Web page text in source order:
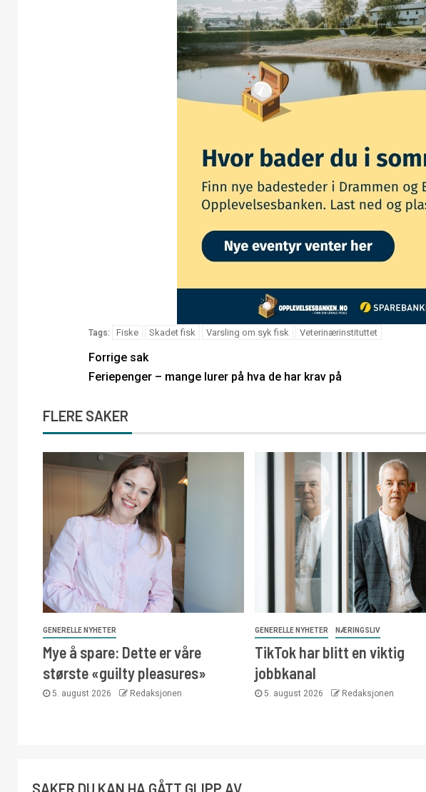
Tags: Fiske Skadet fisk Varsling om syk fisk Veterinærinstituttet
Forrige sak
Feriepenger – mange lurer på hva de har krav på
FLERE SAKER
GENERELLE NYHETER
Mye å spare: Dette er våre
største «guilty pleasures»
5. august 2026 Redaksjonen
GENERELLE NYHETER NÆRINGSLIV
TikTok har blitt en viktig
jobbkanal
5. august 2026 Redaksjonen
SAKER DU KAN HA GÅTT GLIPP AV